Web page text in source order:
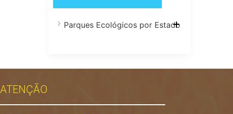
Parques Ecológicos por Estado
ATENÇÃO